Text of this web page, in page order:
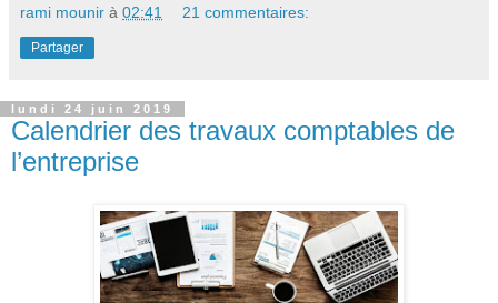
rami mounir à 02:41 21 commentaires:
Partager
lundi 24 juin 2019
Calendrier des travaux comptables de
l’entreprise